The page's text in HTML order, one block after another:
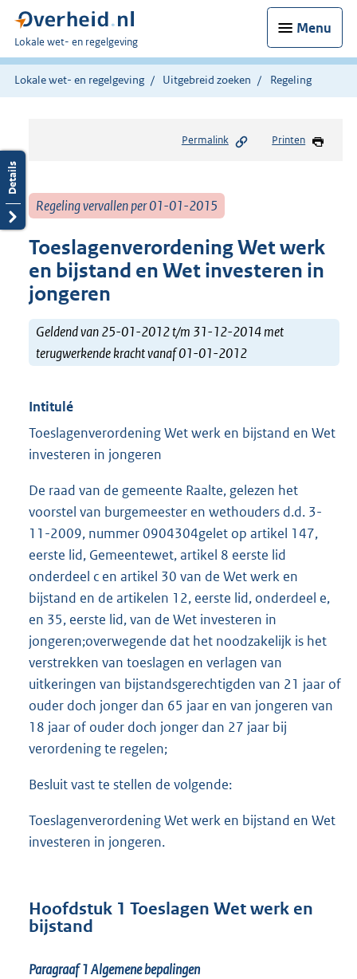
Menu
U
bent
hier:
Lokale wet- en regelgeving
Lokale wet- en regelgeving Uitgebreid zoeken Regeling
Permalink Printen
Regeling vervallen per 01-01-2015
Toeslagenverordening Wet werk
en bijstand en Wet investeren in
jongeren
Geldend van 25-01-2012 t/m 31-12-2014 met
terugwerkende kracht vanaf 01-01-2012
Intitulé
Toeslagenverordening Wet werk en bijstand en Wet
investeren in jongeren
De raad van de gemeente Raalte, gelezen het
voorstel van burgemeester en wethouders d.d. 3-
11-2009, nummer 0904304gelet op artikel 147,
eerste lid, Gemeentewet, artikel 8 eerste lid
onderdeel c en artikel 30 van de Wet werk en
bijstand en de artikelen 12, eerste lid, onderdeel e,
en 35, eerste lid, van de Wet investeren in
jongeren;overwegende dat het noodzakelijk is het
verstrekken van toeslagen en verlagen van
uitkeringen van bijstandsgerechtigden van 21 jaar of
ouder doch jonger dan 65 jaar en van jongeren van
18 jaar of ouder doch jonger dan 27 jaar bij
verordening te regelen;
Besluit vast te stellen de volgende:
Toeslagenverordening Wet werk en bijstand en Wet
investeren in jongeren.
Hoofdstuk 1 Toeslagen Wet werk en
bijstand
Paragraaf 1Algemene bepalingen